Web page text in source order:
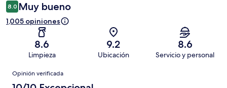
8.0 Muy bueno
1,005 opiniones
8.6
Limpieza
9.2
Ubicación
8.6
Servicio y personal
Opiniones
Opinión verificada